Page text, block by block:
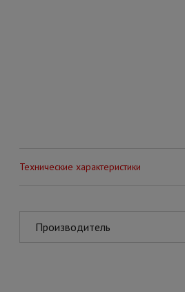
Технические характеристики
Производитель